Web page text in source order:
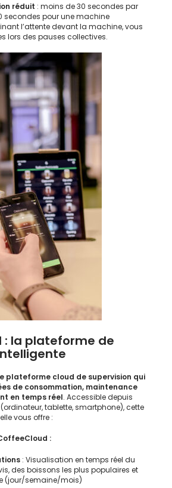
réduit : moins de 30 secondes par
secondes pour une machine
l’attente devant la machine, vous
lors des pauses collectives.
: la plateforme de
plateforme cloud de supervision qui
de consommation, maintenance
en temps réel. Accessible depuis
tablette, smartphone), cette
vous offre :
:
: Visualisation en temps réel du
des boissons les plus populaires et
(jour/semaine/mois)